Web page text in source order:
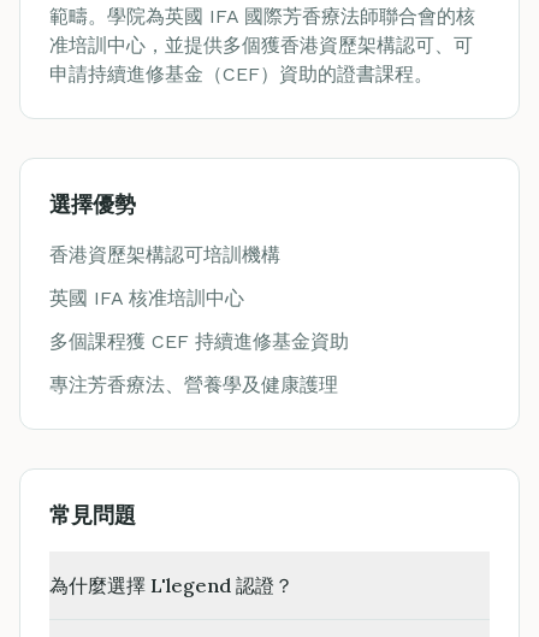
範疇。學院為英國 IFA 國際芳香療法師聯合會的核
准培訓中心，並提供多個獲香港資歷架構認可、可
申請持續進修基金（CEF）資助的證書課程。
選擇優勢
香港資歷架構認可培訓機構
英國 IFA 核准培訓中心
多個課程獲 CEF 持續進修基金資助
專注芳香療法、營養學及健康護理
常見問題
為什麼選擇 L'legend 認證？